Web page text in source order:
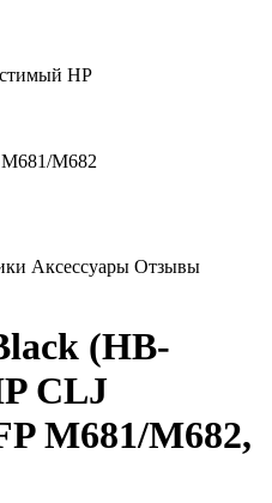
HP
M682
Аксессуары Отзывы
(HB-
CLJ
M681/M682,